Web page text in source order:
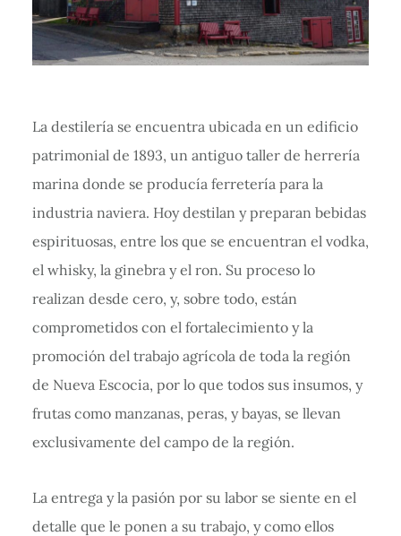
La destilería se encuentra ubicada en un edificio
patrimonial de 1893, un antiguo taller de herrería
marina donde se producía ferretería para la
industria naviera. Hoy destilan y preparan bebidas
espirituosas, entre los que se encuentran el vodka,
el whisky, la ginebra y el ron. Su proceso lo
realizan desde cero, y, sobre todo, están
comprometidos con el fortalecimiento y la
promoción del trabajo agrícola de toda la región
de Nueva Escocia, por lo que todos sus insumos, y
frutas como manzanas, peras, y bayas, se llevan
exclusivamente del campo de la región.
La entrega y la pasión por su labor se siente en el
detalle que le ponen a su trabajo, y como ellos